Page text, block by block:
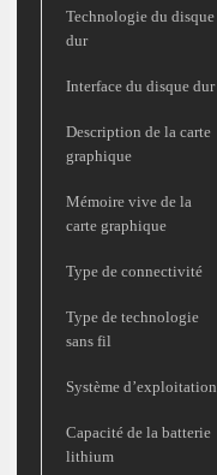
Technologie du disque
dur
Interface du disque dur
Description de la carte
graphique
Mémoire vive de la
carte graphique
Type de connectivité
Type de technologie
sans fil
Système d’exploitation
Capacité de la batterie
lithium